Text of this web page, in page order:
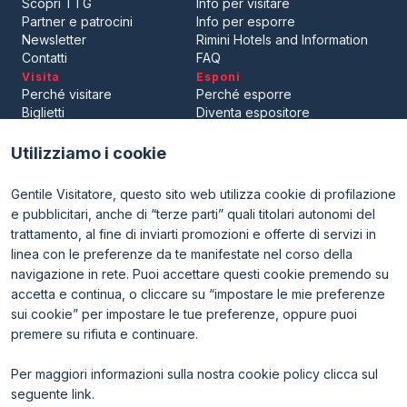
Utilizziamo i cookie
Gentile Visitatore, questo sito web utilizza cookie di profilazione
e pubblicitari, anche di “terze parti” quali titolari autonomi del
trattamento, al fine di inviarti promozioni e offerte di servizi in
linea con le preferenze da te manifestate nel corso della
navigazione in rete. Puoi accettare questi cookie premendo su
accetta e continua, o cliccare su “impostare le mie preferenze
sui cookie” per impostare le tue preferenze, oppure puoi
premere su rifiuta e continuare.
Per maggiori informazioni sulla nostra cookie policy clicca sul
seguente link.
Scopri TTG
Partner e patrocini
Newsletter
Contatti
Info per visitare
Info per esporre
Rimini Hotels and Information
FAQ
Visita
Perché visitare
Biglietti
Esponi
Perché esporre
Diventa espositore
ENTI CERTIFICATORI